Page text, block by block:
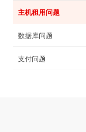
主机租用问题
数据库问题
支付问题